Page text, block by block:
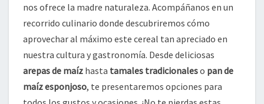
nos ofrece la madre naturaleza. Acompáñanos en un
recorrido culinario donde descubriremos cómo
aprovechar al máximo este cereal tan apreciado en
nuestra cultura y gastronomía. Desde deliciosas
arepas de maíz hasta tamales tradicionaleso pan de
maíz esponjoso, te presentaremos opciones para